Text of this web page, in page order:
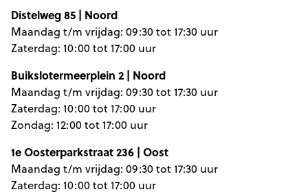
Distelweg 85 | Noord
Maandag t/m vrijdag: 09:30 tot 17:30 uur
Zaterdag: 10:00 tot 17:00 uur
Buikslotermeerplein 2 | Noord
Maandag t/m vrijdag: 09:30 tot 17:30 uur
Zaterdag: 10:00 tot 17:00 uur
Zondag: 12:00 tot 17:00 uur
1e Oosterparkstraat 236 | Oost
Maandag t/m vrijdag: 09:30 tot 17:30 uur
Zaterdag: 10:00 tot 17:00 uur